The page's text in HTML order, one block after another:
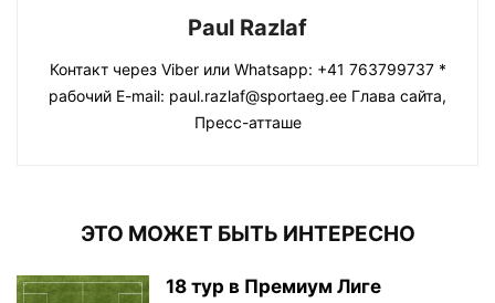
Paul Razlaf
Контакт через Viber или Whatsapp: +41 763799737 *
рабочий E-mail: paul.razlaf@sportaeg.ee Глава сайта,
Пресс-атташе
ЭТО МОЖЕТ БЫТЬ ИНТЕРЕСНО
18 тур в Премиум Лиге